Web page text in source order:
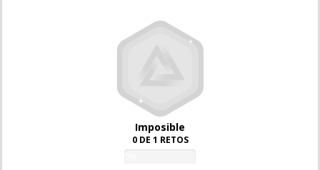
Imposible
0 DE 1 RETOS